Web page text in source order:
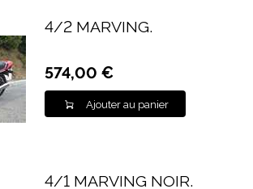
4/2 MARVING.
574,00 €
Ajouter au panier
4/1 MARVING NOIR.